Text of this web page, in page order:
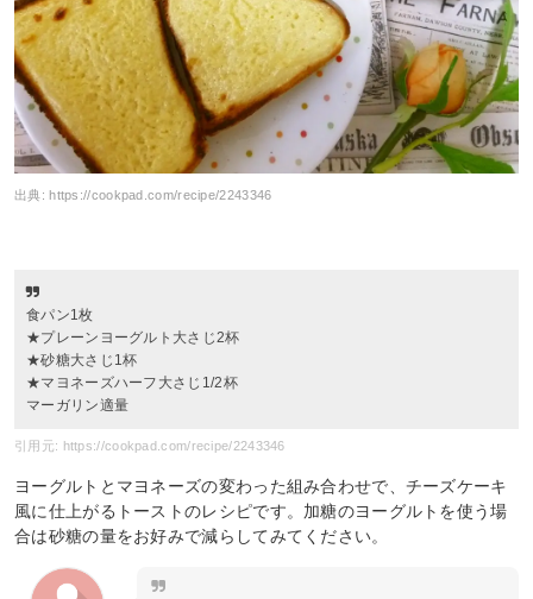
出典: https://cookpad.com/recipe/2243346
食パン1枚
★プレーンヨーグルト大さじ2杯
★砂糖大さじ1杯
★マヨネーズハーフ大さじ1/2杯
マーガリン適量
引用元: https://cookpad.com/recipe/2243346
ヨーグルトとマヨネーズの変わった組み合わせで、チーズケーキ
風に仕上がるトーストのレシピです。加糖のヨーグルトを使う場
合は砂糖の量をお好みで減らしてみてください。